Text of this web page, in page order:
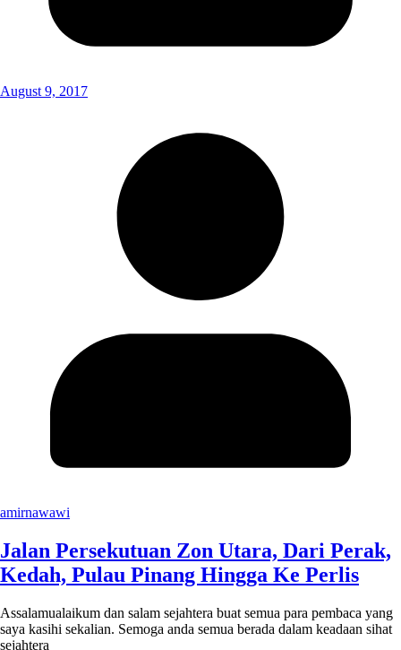
August 9, 2017
amirnawawi
Jalan Persekutuan Zon Utara, Dari Perak,
Kedah, Pulau Pinang Hingga Ke Perlis
Assalamualaikum dan salam sejahtera buat semua para pembaca yang
saya kasihi sekalian. Semoga anda semua berada dalam keadaan sihat
sejahtera